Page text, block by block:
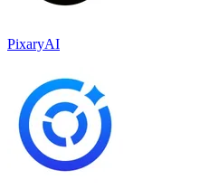
PixaryAI